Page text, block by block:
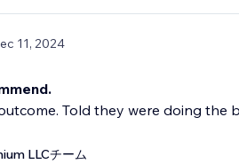
11, 2024
Told they were doing the
LLCチーム